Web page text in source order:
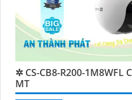
✲ CS-CB8-R200-1M8WFL
MT